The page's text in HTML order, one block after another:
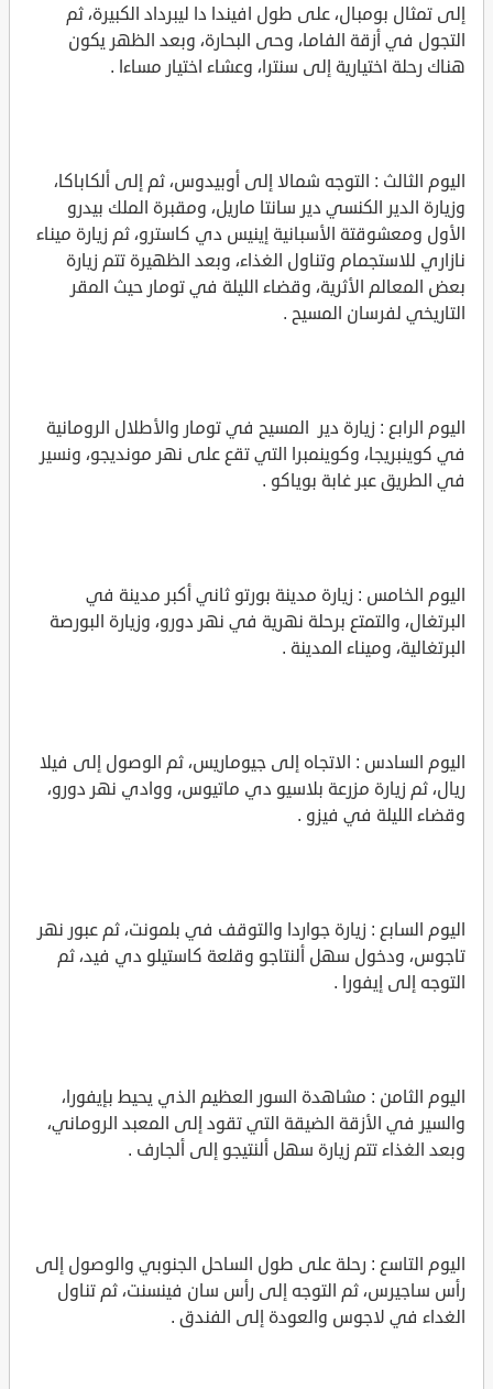
إلى تمثال بومبال، على طول افيندا دا ليبرداد الكبيرة، ثم
التجول في أزقة الفاما، وحى البحارة، وبعد الظهر يكون
هناك رحلة اختيارية إلى سنترا، وعشاء اختيار مساءا .
اليوم الثالث : التوجه شمالا إلى أوبيدوس، ثم إلى ألكاباكا،
وزيارة الدير الكنسي دير سانتا ماريل، ومقبرة الملك بيدرو
الأول ومعشوقتة الأسبانية إينيس دي كاسترو، ثم زيارة ميناء
نازاري للاستجمام وتناول الغذاء، وبعد الظهيرة تتم زيارة
بعض المعالم الأثرية، وقضاء الليلة في تومار حيث المقر
التاريخي لفرسان المسيح .
اليوم الرابع : زيارة دير المسيح في تومار والأطلال الرومانية
في كوينبريجا، وكوينمبرا التي تقع على نهر مونديجو، ونسير
في الطريق عبر غابة بوياكو .
اليوم الخامس : زيارة مدينة بورتو ثاني أكبر مدينة في
البرتغال، والتمتع برحلة نهرية في نهر دورو، وزيارة البورصة
البرتغالية، وميناء المدينة .
اليوم السادس : الاتجاه إلى جيوماريس، ثم الوصول إلى فيلا
ريال، ثم زيارة مزرعة بلاسيو دي ماتيوس، ووادي نهر دورو،
وقضاء الليلة في فيزو .
اليوم السابع : زيارة جواردا والتوقف في بلمونت، ثم عبور نهر
تاجوس، ودخول سهل ألنتاجو وقلعة كاستيلو دي فيد، ثم
التوجه إلى إيفورا .
اليوم الثامن : مشاهدة السور العظيم الذي يحيط بإيفورا،
والسير في الأزقة الضيقة التي تقود إلى المعبد الروماني،
وبعد الغذاء تتم زيارة سهل ألنتيجو إلى ألجارف .
اليوم التاسع : رحلة على طول الساحل الجنوبي والوصول إلى
رأس ساجيرس، ثم التوجه إلى رأس سان فينسنت، ثم تناول
الغداء في لاجوس والعودة إلى الفندق .